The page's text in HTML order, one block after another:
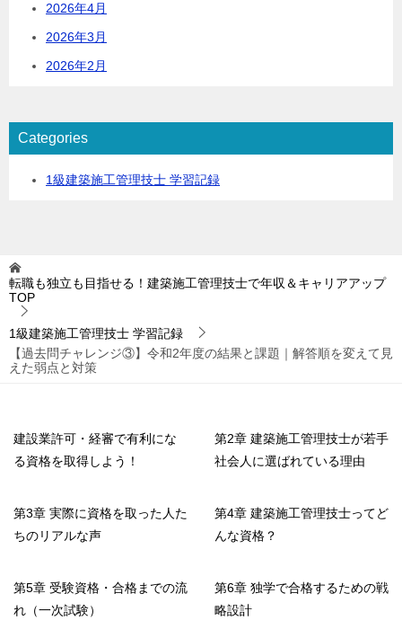
2026年4月
2026年3月
2026年2月
Categories
1級建築施工管理技士 学習記録
転職も独立も目指せる！建築施工管理技士で年収＆キャリアアップ
TOP
1級建築施工管理技士 学習記録
【過去問チャレンジ③】令和2年度の結果と課題｜解答順を変えて見
えた弱点と対策
建設業許可・経審で有利にな
る資格を取得しよう！
第2章 建築施工管理技士が若手
社会人に選ばれている理由
第3章 実際に資格を取った人た
ちのリアルな声
第4章 建築施工管理技士ってど
んな資格？
第5章 受験資格・合格までの流
れ（一次試験）
第6章 独学で合格するための戦
略設計